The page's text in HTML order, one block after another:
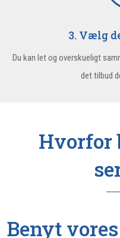
3. Vælg
Du kan let og overskueligt
det tilbud
Hvorfor
Benyt